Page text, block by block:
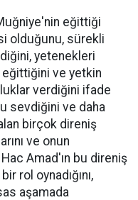
eğittiği
olduğunu, sürekli
yetenekleri
eğittiğini ve yetkin
verdiğini ifade
sevdiğini ve daha
birçok direniş
ve onun
Amad'ın bu direniş
rol oynadığını,
aşamada